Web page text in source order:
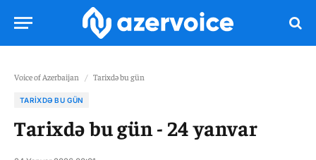
Voice of Azerbaijan / Tarixdə bu gün
TARIXDƏ BU GÜN
Tarixdə bu gün - 24 yanvar